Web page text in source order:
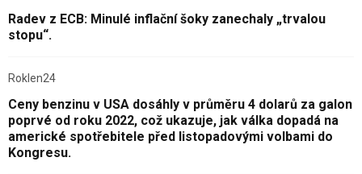
Radev z ECB: Minulé inflační šoky zanechaly „trvalou
stopu“.
Roklen24
Ceny benzinu v USA dosáhly v průměru 4 dolarů za galon
poprvé od roku 2022, což ukazuje, jak válka dopadá na
americké spotřebitele před listopadovými volbami do
Kongresu.